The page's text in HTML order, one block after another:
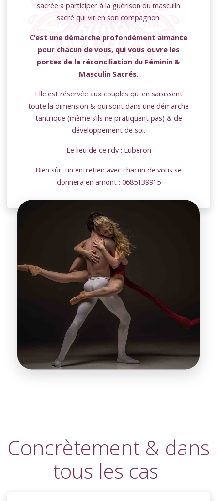
sacrée à participer à la guérison du masculin
sacré qui vit en son compagnon.
C’est une démarche profondément aimante
pour chacun de vous, qui vous ouvre les
portes de la réconciliation du Féminin &
Masculin Sacrés.
Elle est réservée aux couples qui en saisissent
toute la dimension & qui sont dans une démarche
tantrique (même s’ils ne pratiquent pas) & de
développement de soi.
Le lieu de ce rdv : Luberon
Bien sûr, un entretien avec chacun de vous se
donnera en amont : 0685139915
Concrètement & dans
tous les cas